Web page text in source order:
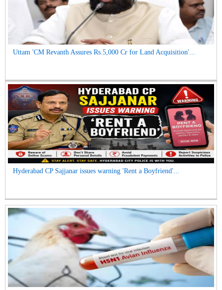
Uttam 'CM Revanth Assures Rs.5,000 Cr for Land Acquisition'...
Hyderabad CP Sajjanar issues warning 'Rent a Boyfriend'...